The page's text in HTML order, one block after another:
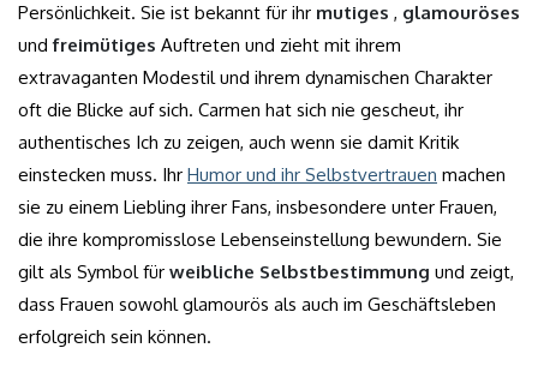
Persönlichkeit. Sie ist bekannt für ihr mutiges , glamouröses
undfreimütiges Auftreten und zieht mit ihrem
extravaganten Modestil und ihrem dynamischen Charakter
oft die Blicke auf sich. Carmen hat sich nie gescheut, ihr
authentisches Ich zu zeigen, auch wenn sie damit Kritik
einstecken muss. Ihr Humor und ihr Selbstvertrauen machen
sie zu einem Liebling ihrer Fans, insbesondere unter Frauen,
die ihre kompromisslose Lebenseinstellung bewundern. Sie
gilt als Symbol für weibliche Selbstbestimmung und zeigt,
dass Frauen sowohl glamourös als auch im Geschäftsleben
erfolgreich sein können.